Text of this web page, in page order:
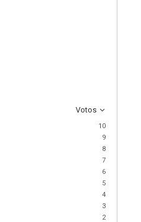
Votos
10
9
8
7
6
5
4
3
2